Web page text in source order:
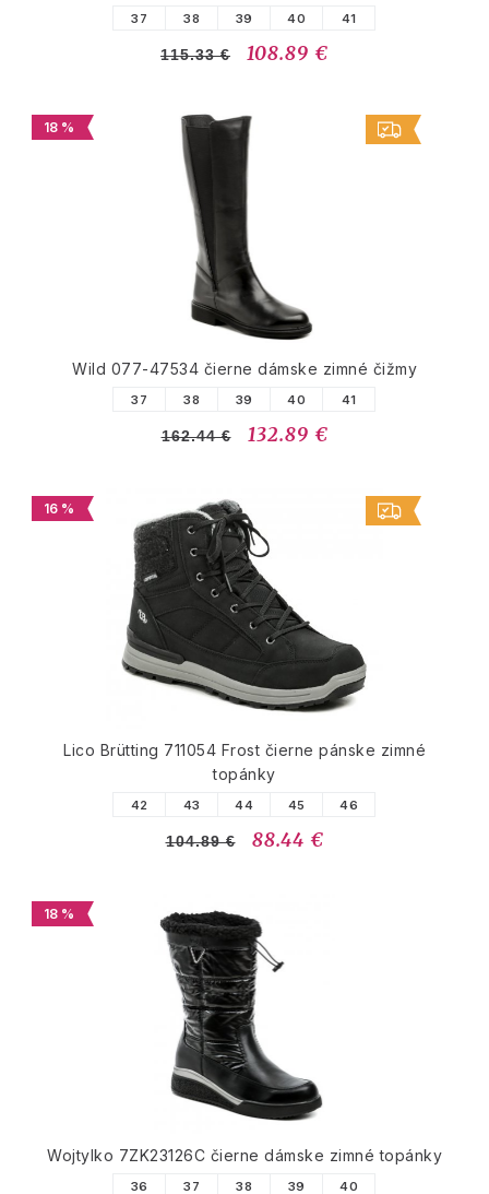
37 38 39 40 41
115.33 € 108.89 €
18 %
Wild 077-47534 čierne dámske zimné čižmy
37 38 39 40 41
162.44 € 132.89 €
16 %
Lico Brütting 711054 Frost čierne pánske zimné
topánky
42 43 44 45 46
104.89 € 88.44 €
18 %
Wojtylko 7ZK23126C čierne dámske zimné topánky
36 37 38 39 40